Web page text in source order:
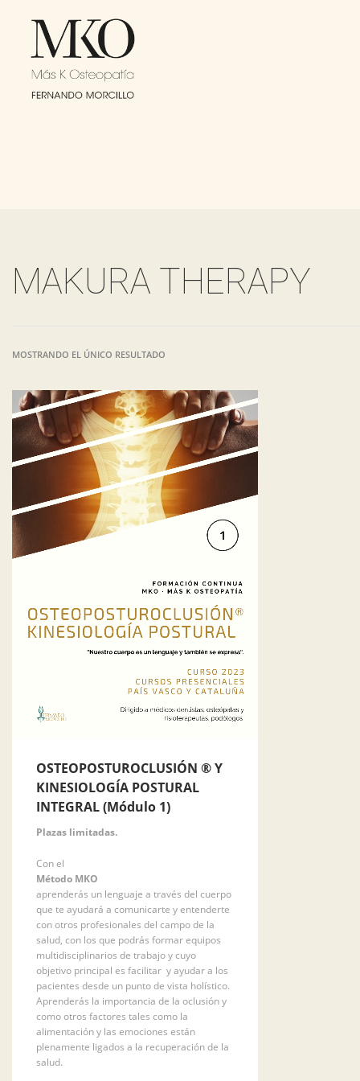
MAKURA THERAPY
MOSTRANDO EL ÚNICO RESULTADO
OSTEOPOSTUROCLUSIÓN ® Y
KINESIOLOGÍA POSTURAL
INTEGRAL (Módulo 1)
Plazas limitadas.
Con el
Método MKO
aprenderás un lenguaje a través del cuerpo
que te ayudará a comunicarte y entenderte
con otros profesionales del campo de la
salud, con los que podrás formar equipos
multidisciplinarios de trabajo y cuyo
objetivo principal es facilitar y ayudar a los
pacientes desde un punto de vista holístico.
Aprenderás la importancia de la oclusión y
como otros factores tales como la
alimentación y las emociones están
plenamente ligados a la recuperación de la
salud.